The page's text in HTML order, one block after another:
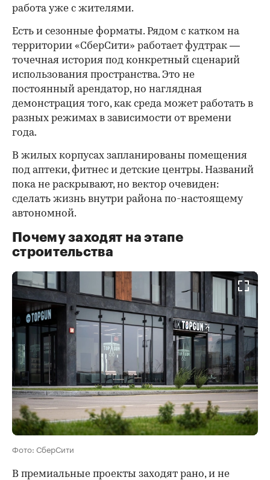
работа уже с жителями.
Есть и сезонные форматы. Рядом с катком на
территории «СберСити» работает фудтрак —
точечная история под конкретный сценарий
использования пространства. Это не
постоянный арендатор, но наглядная
демонстрация того, как среда может работать в
разных режимах в зависимости от времени
года.
В жилых корпусах запланированы помещения
под аптеки, фитнес и детские центры. Названий
пока не раскрывают, но вектор очевиден:
сделать жизнь внутри района по-настоящему
автономной.
Почему заходят на этапе
строительства
Фото: СберСити
В премиальные проекты заходят рано, и не